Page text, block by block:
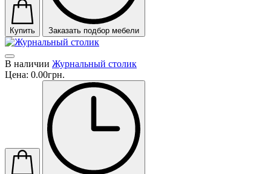
Купить Заказать подбор мебели
В наличии Журнальный столик
Цена: 0.00грн.